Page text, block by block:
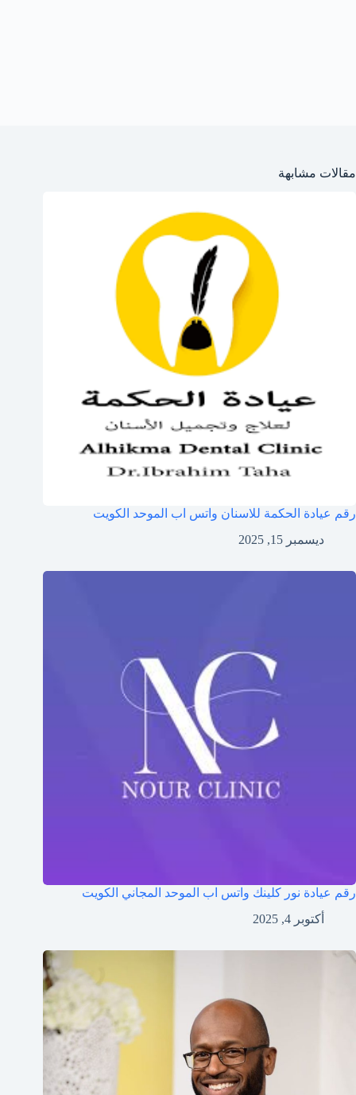
مقالات مشابهة
رقم عيادة الحكمة للاسنان واتس اب الموحد الكويت
ديسمبر 15, 2025
رقم عيادة نور كلينك واتس اب الموحد المجاني الكويت
أكتوبر 4, 2025